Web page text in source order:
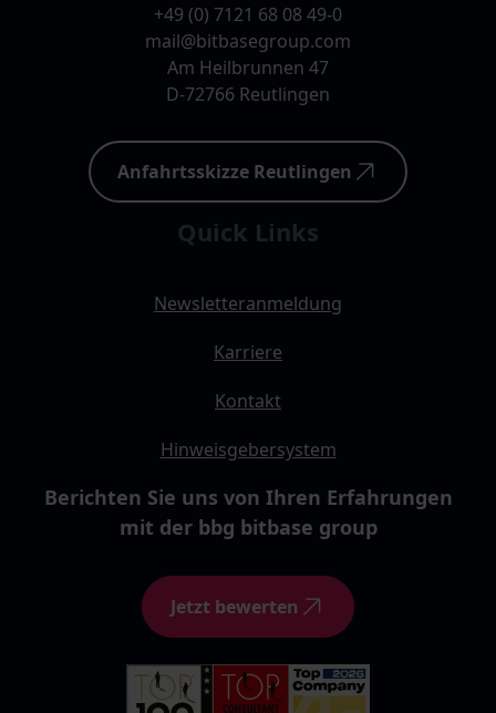
+49 (0) 7121 68 08 49-0
mail@bitbasegroup.com
Am Heilbrunnen 47
D-72766 Reutlingen
Anfahrtsskizze Reutlingen
Quick Links
Newsletteranmeldung
Karriere
Kontakt
Hinweisgebersystem
Berichten Sie uns von Ihren Erfahrungen
mit der bbg bitbase group
Jetzt bewerten